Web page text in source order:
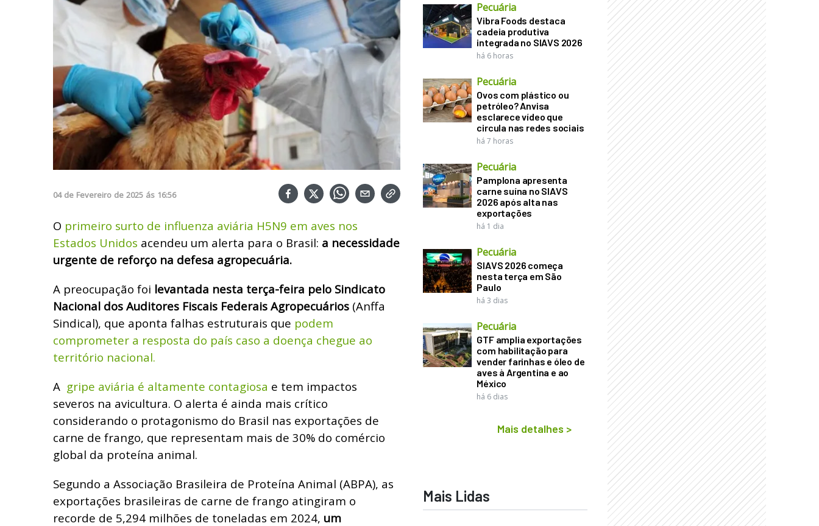
04 de Fevereiro de 2025 ás 16:56
O primeiro surto de influenza aviária H5N9 em aves nos
Estados Unidos acendeu um alerta para o Brasil: a necessidade
urgente de reforço na defesa agropecuária.
A preocupação foi levantada nesta terça-feira pelo Sindicato
Nacional dos Auditores Fiscais Federais Agropecuários (Anffa
Sindical), que aponta falhas estruturais que podem
comprometer a resposta do país caso a doença chegue ao
território nacional.
A gripe aviária é altamente contagiosa e tem impactos
severos na avicultura. O alerta é ainda mais crítico
considerando o protagonismo do Brasil nas exportações de
carne de frango, que representam mais de 30% do comércio
global da proteína animal.
Segundo a Associação Brasileira de Proteína Animal (ABPA), as
exportações brasileiras de carne de frango atingiram o
recorde de 5,294 milhões de toneladas em 2024, um
Pecuária
Vibra Foods destaca
cadeia produtiva
integrada no SIAVS 2026
há 6 horas
Pecuária
Ovos com plástico ou
petróleo? Anvisa
esclarece vídeo que
circula nas redes sociais
há 7 horas
Pecuária
Pamplona apresenta
carne suína no SIAVS
2026 após alta nas
exportações
há 1 dia
Pecuária
SIAVS 2026 começa
nesta terça em São
Paulo
há 3 dias
Pecuária
GTF amplia exportações
com habilitação para
vender farinhas e óleo de
aves à Argentina e ao
México
há 6 dias
Mais detalhes >
Mais Lidas